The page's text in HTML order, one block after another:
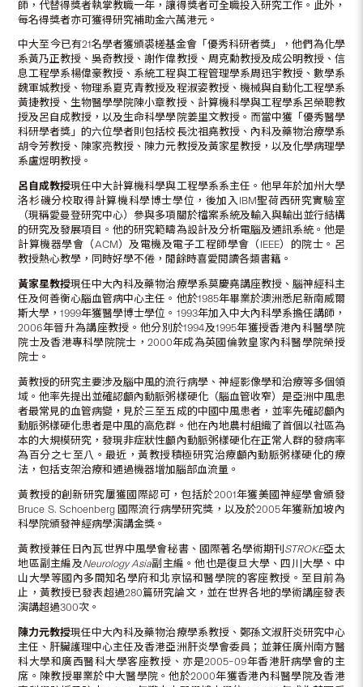
師，代替得獎者執掌教職一年，讓得獎者可全職投入研究工作。此外，
每名得獎者亦可獲得研究補助金六萬港元。
中大至今已有21名學者獲頒裘槎基金會「優秀科研者獎」，他們為化學
系黃乃正教授、吳奇教授、謝作偉教授、周克勳教授及成公明教授、信
息工程學系楊偉豪教授、系統工程與工程管理學系周迅宇教授、數學系
魏軍城教授、物理系夏克青教授及程淑姿教授、機械與自動化工程學系
黃捷教授、生物醫學學院陳小章教授、計算機科學與工程學系呂榮聰教
授及呂自成教授，以及生命科學學院姜里文教授。而當中獲「優秀醫學
科研學者獎」的六位學者則包括校長沈祖堯教授、內科及藥物治療學系
胡令芳教授、陳家亮教授、陳力元教授及黃家星教授，以及化學病理學
系盧煜明教授。
呂自成教授現任中大計算機科學與工程學系系主任。他早年於加州大學
洛杉磯分校取得計算機科學博士學位，後加入IBM聖荷西研究實驗室
（現稱愛曼登研究中心）參與多項關於檔案系統及輸入與輸出並行結構
的研究及發展項目。他的研究範疇為設計及分析電腦及通訊系統。他是
計算機器學會（ACM）及電機及電子工程師學會（IEEE）的院士。呂
教授熱心教學，同時好學不倦，閒餘時喜愛閱讀各類書籍。
黃家星教授現任中大內科及藥物治療學系莫慶堯講座教授、腦神經科主
任及何善衡心腦血管病中心主任。他於1985年畢業於澳洲悉尼新南威爾
斯大學，1999年獲醫學博士學位。1993年加入中大內科學系擔任講師，
2006年晉升為講座教授。他分別於1994及1995年獲授香港內科醫學院
院士及香港專科學院院士，2000年成為英國倫敦皇家內科醫學院榮授
院士。
黃教授的研究主要涉及腦中風的流行病學、神經影像學和治療等多個領
域。他率先提出並確認顱內動脈粥樣硬化（腦血管收窄）是亞洲中風患
者最常見的血管病變，見於三至五成的中國中風患者，並率先確認顱內
動脈粥樣硬化患者是中風的高危群。他在內地農村組織了首個以社區為
本的大規模研究，發現非症狀性顱內動脈粥樣硬化在正常人群的發病率
為百分之七至八。最近，黃教授積極研究治療顱內動脈粥樣硬化的療
法，包括支架治療和通過機器增加腦部血流量。
黃教授的創新研究屢獲國際認可，包括於2001年獲美國神經學會頒發
Bruce S. Schoenberg 國際流行病學研究獎，以及於2005年獲新加坡內
科學院頒發神經病學演講金獎。
黃教授兼任日內瓦世界中風學會秘書、國際著名學術期刊 STROKE亞太
地區副主編及Neurology Asia副主編。他也是復旦大學、四川大學、中
山大學等國內多間知名學府和北京協和醫學院的客座教授。至目前為
止，黃教授已發表超過280篇研究論文，並在世界各地的學術講座發表
演講超過300次。
陳力元教授現任中大內科及藥物治療學系教授、鄭孫文淑肝炎研究中心
主任、肝臟護理中心主任及香港亞洲肝炎學會委員；並兼任廣州南方醫
科大學和廣西醫科大學客座教授、亦是2005–09年香港肝病學會的主
席。陳教授畢業於中大醫學院。他於2000年獲香港內科醫學院及香港